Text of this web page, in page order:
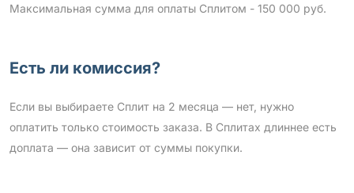
Максимальная сумма для оплаты Сплитом - 150 000 руб.
Есть ли комиссия?
Если вы выбираете Сплит на 2 месяца — нет, нужно
оплатить только стоимость заказа. В Сплитах длиннее есть
доплата — она зависит от суммы покупки.